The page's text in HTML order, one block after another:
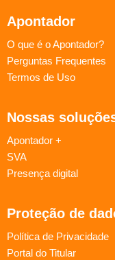
Apontador
O que é o Apontador?
Perguntas Frequentes
Termos de Uso
Nossas
Apontador +
SVA
Presença digital
Proteção de
Política de Privacidade
Portal do Titular